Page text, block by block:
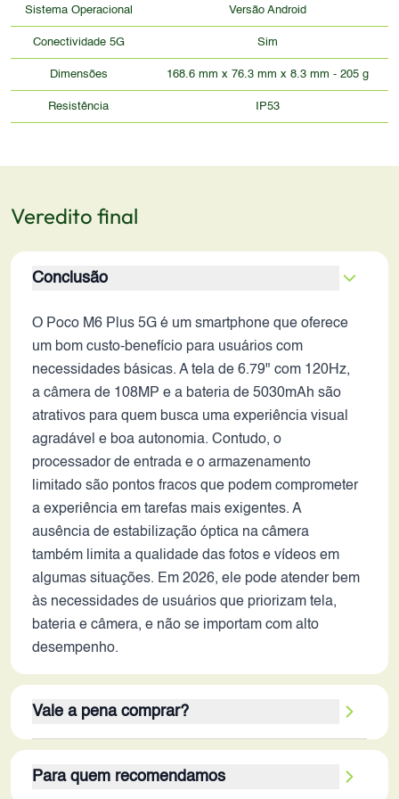
Sistema Operacional Versão Android
Conectividade 5G Sim
Dimensões 168.6 mm x 76.3 mm x 8.3 mm - 205 g
Resistência IP53
Veredito final
Conclusão
O Poco M6 Plus 5G é um smartphone que oferece
um bom custo-benefício para usuários com
necessidades básicas. A tela de 6.79" com 120Hz,
a câmera de 108MP e a bateria de 5030mAh são
atrativos para quem busca uma experiência visual
agradável e boa autonomia. Contudo, o
processador de entrada e o armazenamento
limitado são pontos fracos que podem comprometer
a experiência em tarefas mais exigentes. A
ausência de estabilização óptica na câmera
também limita a qualidade das fotos e vídeos em
algumas situações. Em 2026, ele pode atender bem
às necessidades de usuários que priorizam tela,
bateria e câmera, e não se importam com alto
desempenho.
Vale a pena comprar?
para um nicho específico de usuários. Seus pontos
Para quem recomendamos